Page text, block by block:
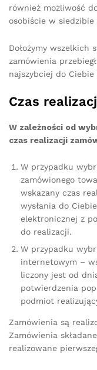
również możliwość
osobiście w siedzibie
Dołożymy wszelkich
zamówienia
najszybciej do Ciebie
Czas
W zależności od
czas realizacji
W przypadku
zamówionego
wskazany czas
wysłania do
elektronicznej z
do realizacji.
W przypadku
internetowym –
liczony jest od
potwierdzenia
podmiot
Zamówienia są
Zamówienia
realizowane